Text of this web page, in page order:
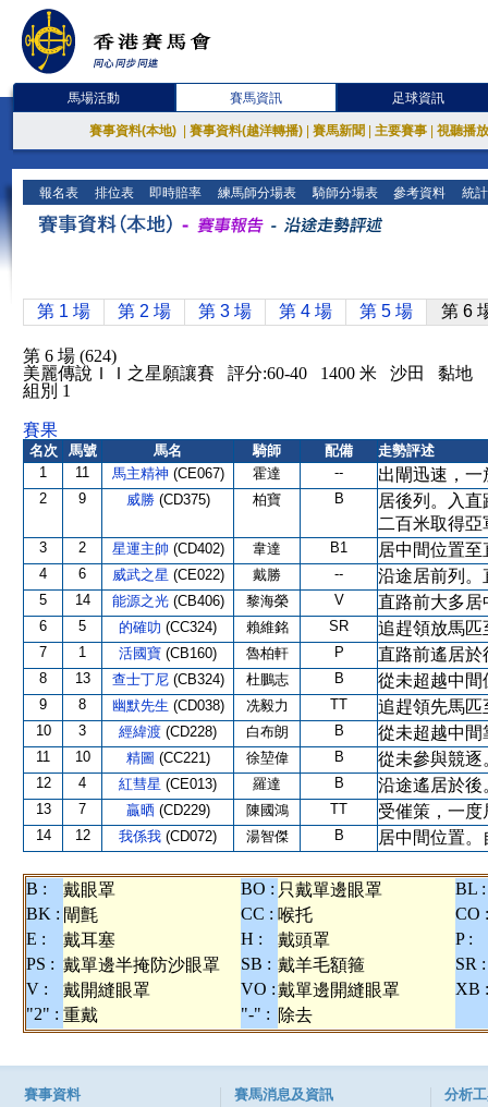
馬場活動 賽馬資訊 足球資訊
賽事資料(本地) 賽事資料(越洋轉播) 賽馬新聞 主要賽事 視聽播
報名表 排位表 即時賠率 練馬師分場表 騎師分場表 參考資料 統
第 1 場 第 2 場 第 3 場 第 4 場 第 5 場 第 6
第 6 場 (624)
美麗傳說ＩＩ之星願讓賽 評分:60-40 1400 米 沙田 黏地
組別 1
賽果
名次 馬號 馬名 騎師 配備
走勢評述
1
11 馬主精神 (CE067) 霍達 -- 出閘迅速，
2 9 威勝 (CD375) 柏寶 B
居後列。入
二百米取得亞
3 2 星運主帥 (CD402) 韋達 B1 居中間位置
4 6 威武之星 (CE022) 戴勝 -- 沿途居前列。
5 14 能源之光 (CB406) 黎海榮 V 直路前大多居
6 5 的確叻 (CC324) 賴維銘 SR 追趕領放馬匹
7 1 活國寶 (CB160) 魯柏軒 P 直路前遙居於
8 13 查士丁尼 (CB324) 杜鵬志 B 從未超越中間
9 8 幽默先生 (CD038) 冼毅力 TT 追趕領先馬匹
10 3 經緯渡 (CD228) 白布朗 B 從未超越中間
11 10 精圖 (CC221) 徐堃偉 B 從未參與競逐
12 4 紅彗星 (CE013) 羅達 B 沿途遙居於後
13 7 贏晒 (CD229) 陳國鴻 TT 受催策，一
14 12 我係我 (CD072) 湯智傑 B 居中間位置
B : 戴眼罩 BO : 只戴單邊眼罩
BL :
BK : 閘氈 CC : 喉托
CO :
E :
戴耳塞 H : 戴頭罩
P :
PS : 戴單邊半掩防沙眼罩 SB : 戴羊毛額箍
SR :
V :
戴開縫眼罩 VO :戴單邊開縫眼罩
XB :
"2" : 重戴 "-" : 除去
賽事資料 賽馬消息及資訊 分析